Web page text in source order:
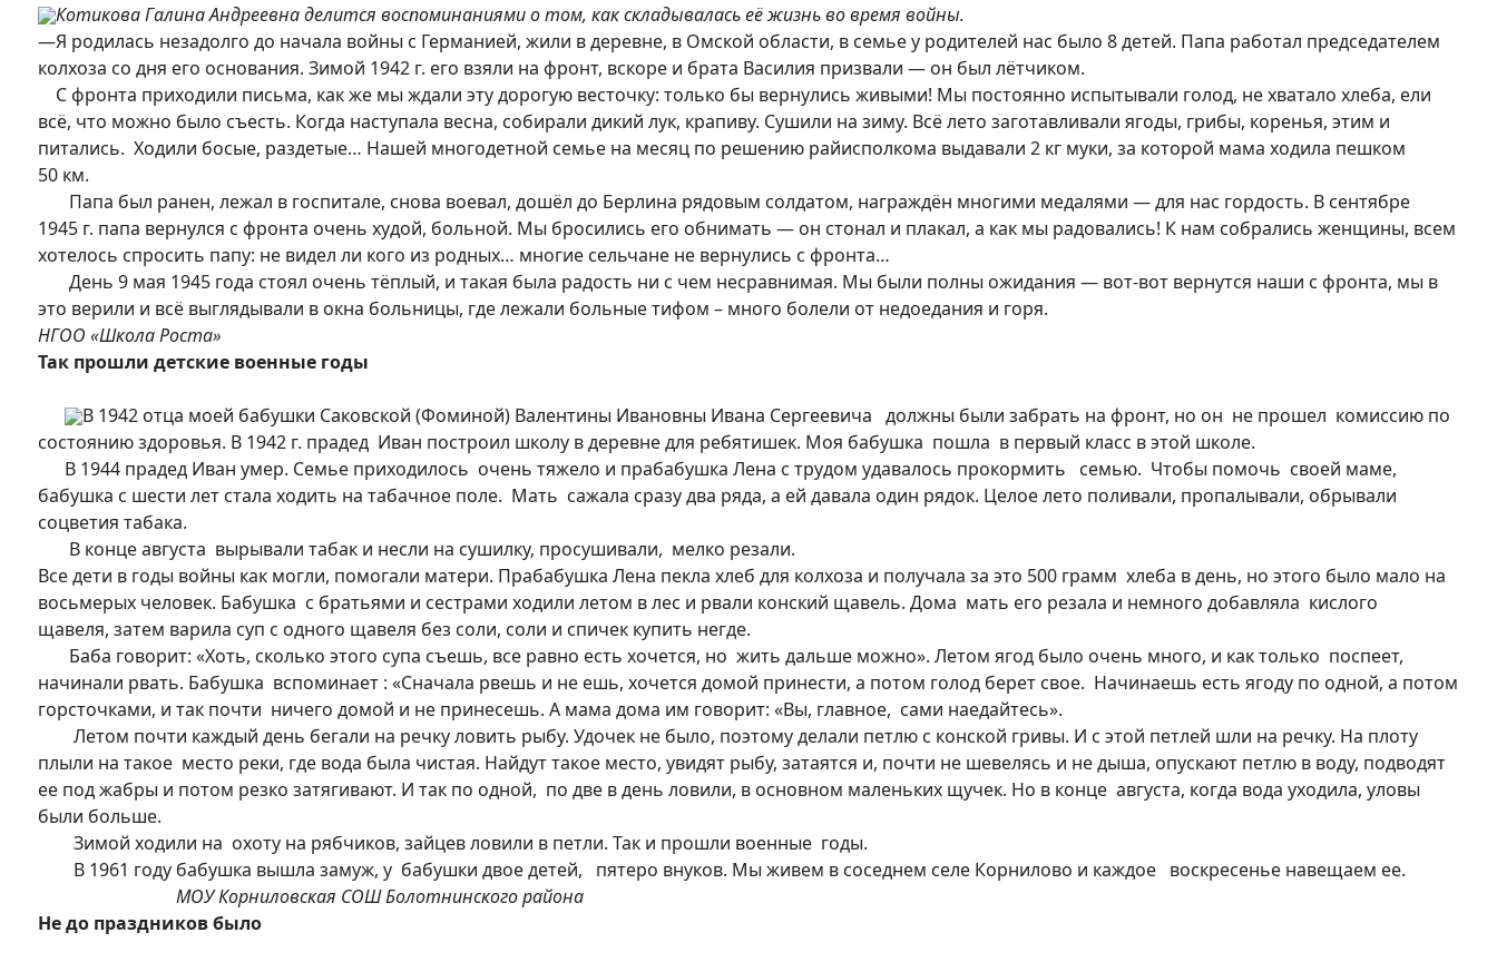
Котикова Галина Андреевна делится воспоминаниями о том, как складывалась её жизнь во время войны.
—Я родилась незадолго до начала войны с Германией, жили в деревне, в Омской области, в семье у родителей нас было 8 детей. Папа работал председателем
колхоза со дня его основания. Зимой 1942 г. его взяли на фронт, вскоре и брата Василия призвали — он был лётчиком.
С фронта приходили письма, как же мы ждали эту дорогую весточку: только бы вернулись живыми! Мы постоянно испытывали голод, не хватало хлеба, ели
всё, что можно было съесть. Когда наступала весна, собирали дикий лук, крапиву. Сушили на зиму. Всё лето заготавливали ягоды, грибы, коренья, этим и
питались. Ходили босые, раздетые… Нашей многодетной семье на месяц по решению райисполкома выдавали 2 кг муки, за которой мама ходила пешком
50 км.
Папа был ранен, лежал в госпитале, снова воевал, дошёл до Берлина рядовым солдатом, награждён многими медалями — для нас гордость. В сентябре
1945 г. папа вернулся с фронта очень худой, больной. Мы бросились его обнимать — он стонал и плакал, а как мы радовались! К нам собрались женщины, всем
хотелось спросить папу: не видел ли кого из родных… многие сельчане не вернулись с фронта…
День 9 мая 1945 года стоял очень тёплый, и такая была радость ни с чем несравнимая. Мы были полны ожидания — вот-вот вернутся наши с фронта, мы в
это верили и всё выглядывали в окна больницы, где лежали больные тифом – много болели от недоедания и горя.
НГОО «Школа Роста»
Так прошли детские военные годы
В 1942 отца моей бабушки Саковской (Фоминой) Валентины Ивановны Ивана Сергеевича должны были забрать на фронт, но он не прошел комиссию по
состоянию здоровья. В 1942 г. прадед Иван построил школу в деревне для ребятишек. Моя бабушка пошла в первый класс в этой школе.
В 1944 прадед Иван умер. Семье приходилось очень тяжело и прабабушка Лена с трудом удавалось прокормить семью. Чтобы помочь своей маме,
бабушка с шести лет стала ходить на табачное поле. Мать сажала сразу два ряда, а ей давала один рядок. Целое лето поливали, пропалывали, обрывали
соцветия табака.
В конце августа вырывали табак и несли на сушилку, просушивали, мелко резали.
Все дети в годы войны как могли, помогали матери. Прабабушка Лена пекла хлеб для колхоза и получала за это 500 грамм хлеба в день, но этого было мало на
восьмерых человек. Бабушка с братьями и сестрами ходили летом в лес и рвали конский щавель. Дома мать его резала и немного добавляла кислого
щавеля, затем варила суп с одного щавеля без соли, соли и спичек купить негде.
Баба говорит: «Хоть, сколько этого супа съешь, все равно есть хочется, но жить дальше можно». Летом ягод было очень много, и как только поспеет,
начинали рвать. Бабушка вспоминает : «Сначала рвешь и не ешь, хочется домой принести, а потом голод берет свое. Начинаешь есть ягоду по одной, а потом
горсточками, и так почти ничего домой и не принесешь. А мама дома им говорит: «Вы, главное, сами наедайтесь».
Летом почти каждый день бегали на речку ловить рыбу. Удочек не было, поэтому делали петлю с конской гривы. И с этой петлей шли на речку. На плоту
плыли на такое место реки, где вода была чистая. Найдут такое место, увидят рыбу, затаятся и, почти не шевелясь и не дыша, опускают петлю в воду, подводят
ее под жабры и потом резко затягивают. И так по одной, по две в день ловили, в основном маленьких щучек. Но в конце августа, когда вода уходила, уловы
были больше.
Зимой ходили на охоту на рябчиков, зайцев ловили в петли. Так и прошли военные годы.
В 1961 году бабушка вышла замуж, у бабушки двое детей, пятеро внуков. Мы живем в соседнем селе Корнилово и каждое воскресенье навещаем ее.
МОУ Корниловская СОШ Болотнинского района
Не до праздников было